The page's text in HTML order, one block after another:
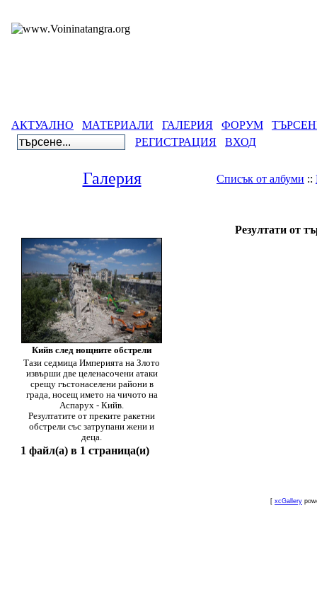
АКТУАЛНО МАТЕРИАЛИ ГАЛЕРИЯ ФОРУМ
РЕГИСТРАЦИЯ
ВХОД
Галерия Списък от албуми ::
Резултати от
Кийв след нощните обстрели
Тази седмица Империята на Злото
извърши две целенасочени атаки
срещу гъстонаселени райони в
града, носещ името на чичото на
Аспарух - Кийв.
Резултатите от преките ракетни
обстрели със затрупани жени и
деца.
1 файл(а) в 1 страница(и)
[ xcGallery